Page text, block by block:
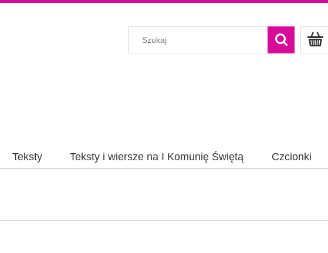
Teksty Teksty i wiersze na I Komunię Świętą Czcionki